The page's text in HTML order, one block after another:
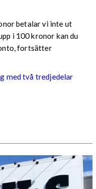
betalar vi inte ut
i 100 kronor kan du
fortsätter
med två tredjedelar